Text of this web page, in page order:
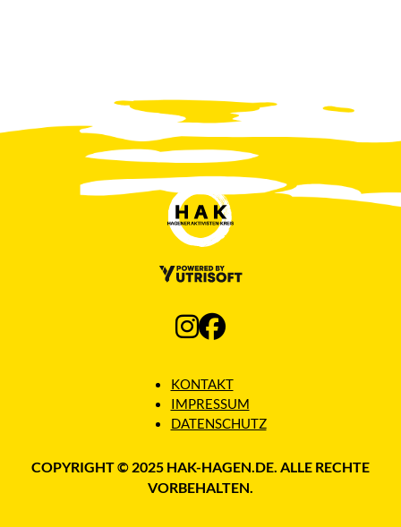
KONTAKT
IMPRESSUM
DATENSCHUTZ
COPYRIGHT © 2025 HAK-HAGEN.DE. ALLE RECHTE
VORBEHALTEN.